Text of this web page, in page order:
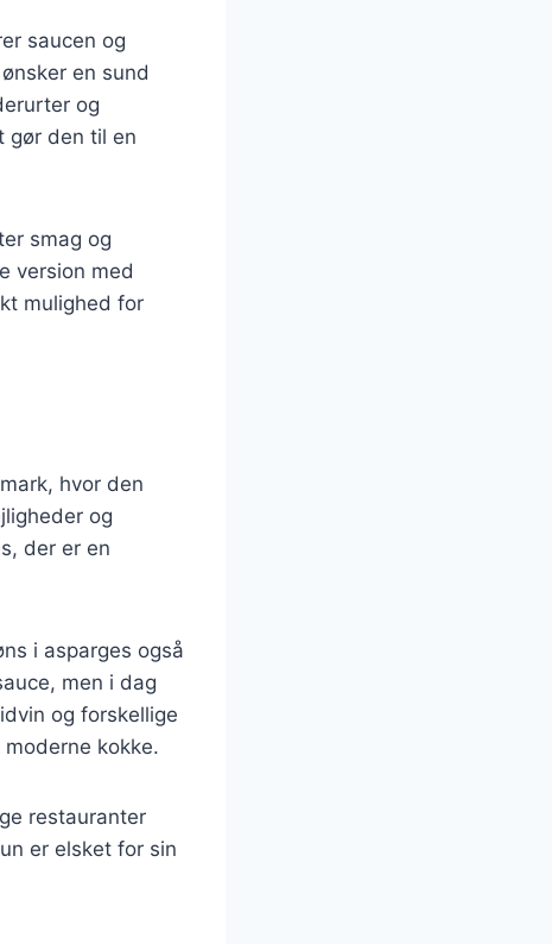
saucen og
en sund
og
gør den til en
smag og
version med
mulighed for
hvor den
og
der er en
i asparges også
men i dag
og forskellige
kokke.
restauranter
er elsket for sin